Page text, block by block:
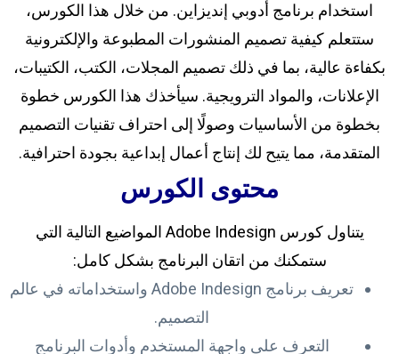
استخدام برنامج أدوبي إنديزاين. من خلال هذا الكورس،
ستتعلم كيفية تصميم المنشورات المطبوعة والإلكترونية
بكفاءة عالية، بما في ذلك تصميم المجلات، الكتب، الكتيبات،
الإعلانات، والمواد الترويجية. سيأخذك هذا الكورس خطوة
بخطوة من الأساسيات وصولًا إلى احتراف تقنيات التصميم
المتقدمة، مما يتيح لك إنتاج أعمال إبداعية بجودة احترافية.
محتوى الكورس
يتناول كورس Adobe Indesign المواضيع التالية التي
ستمكنك من اتقان البرنامج بشكل كامل:
تعريف برنامج Adobe Indesign واستخداماته في عالم
التصميم.
التعرف على واجهة المستخدم وأدوات البرنامج